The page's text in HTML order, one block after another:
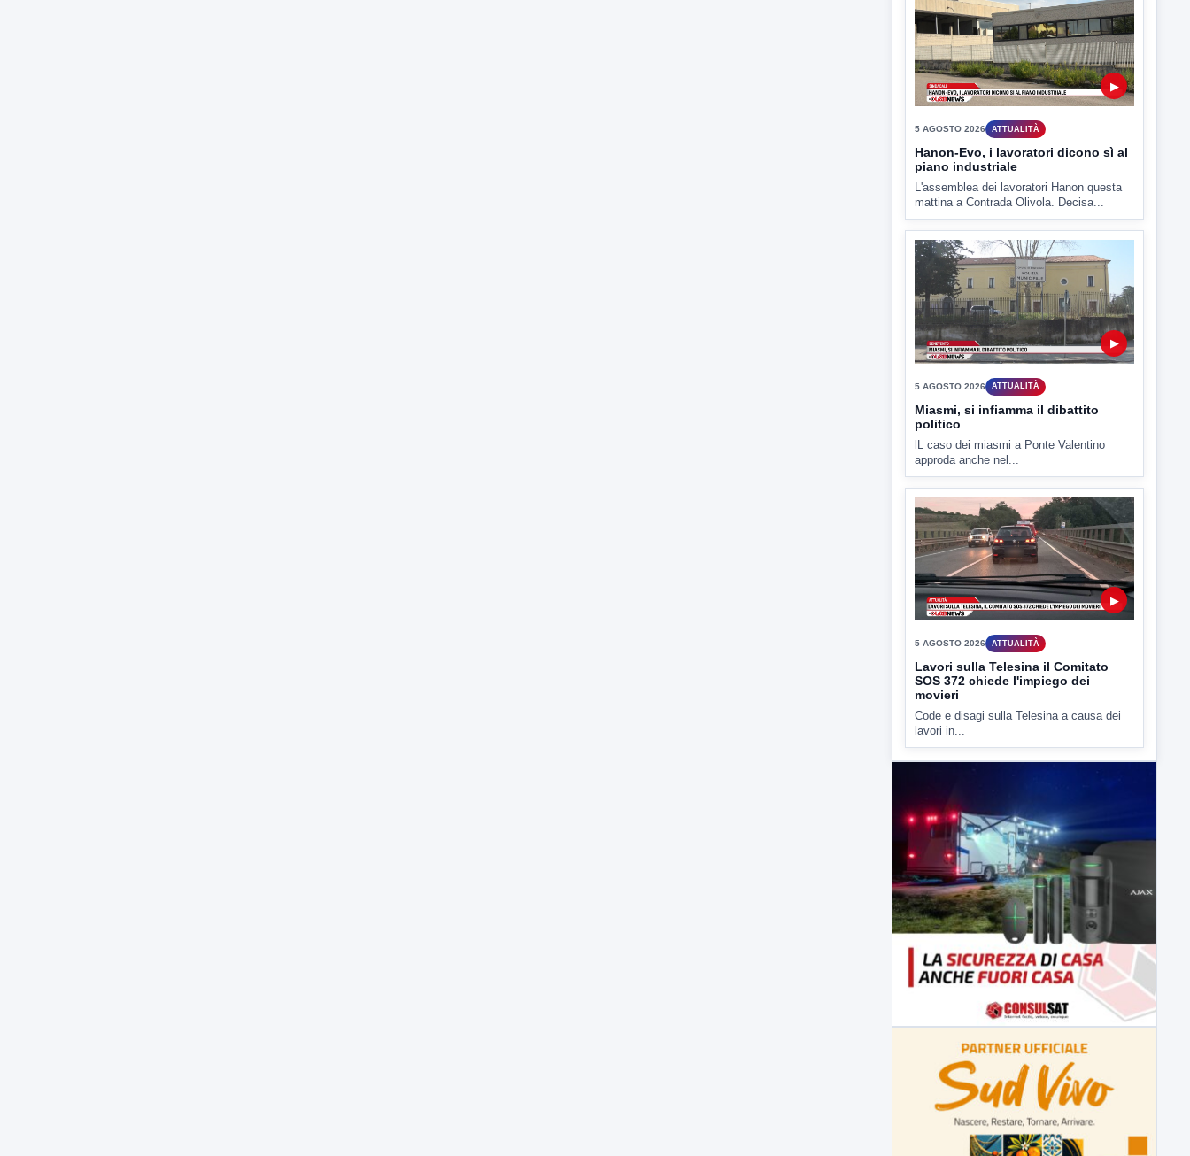
6 AGOSTO 2026 LABNEWS
LabNews del 5 agosto 2026
In studio Enzo Colarusso
▶
5 AGOSTO 2026 ATTUALITÀ
Hanon-Evo, i lavoratori dicono sì al
piano industriale
L'assemblea dei lavoratori Hanon questa
mattina a Contrada Olivola. Decisa...
▶
5 AGOSTO 2026 ATTUALITÀ
Miasmi, si infiamma il dibattito
politico
lL caso dei miasmi a Ponte Valentino
approda anche nel...
Lavori sulla Telesina il Comitato
SOS 372 chiede l'impiego dei
movieri
Code e disagi sulla Telesina a causa dei
lavori in...